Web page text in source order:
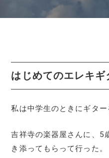
はじめてのエレキギ
私は中学生のときにギター
吉祥寺の楽器屋さんに、5
き添ってもらって行った。